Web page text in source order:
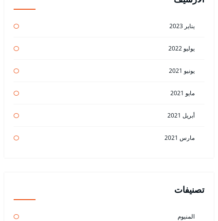
يناير 2023
يوليو 2022
يونيو 2021
مايو 2021
أبريل 2021
مارس 2021
تصنيفات
المنيوم